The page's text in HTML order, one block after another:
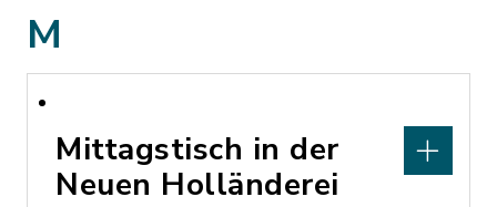
M
Mittagstisch in der
Neuen Holländerei